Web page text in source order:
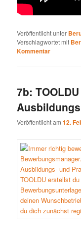
Veröffentlicht unter
Verschlagwortet mit
Kommentar
7b:
Veröffentlicht am12.